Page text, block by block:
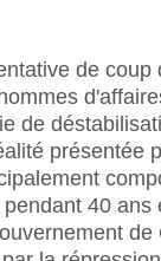
de coup
de
présentée
40 ans
de